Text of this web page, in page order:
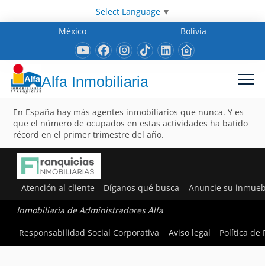
Select Language ▼
México
Bolivia
Alfa Inmobiliaria
En España hay más agentes inmobiliarios que nunca. Y es
que el número de ocupados en estas actividades ha batido
récord en el primer trimestre del año.
Atención al cliente Díganos qué busca Anuncie su
Inmobiliaria de Administradores Alfa
Responsabilidad Social Corporativa
Aviso legal Política de